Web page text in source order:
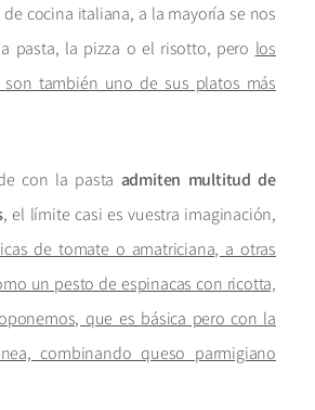
cocina italiana, a la mayoría se nos
pasta, la pizza o el risotto, pero los
son también uno de sus platos más
con la pasta admiten multitud de
, el límite casi es vuestra imaginación,
de tomate o amatriciana, a otras
un pesto de espinacas con ricotta,
que es básica pero con la
combinando queso parmigiano